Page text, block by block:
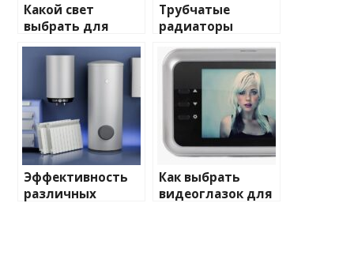
Какой свет
выбрать для
домашнего
освещения
Трубчатые
радиаторы
и характеристики
Эффективность
различных
Как выбрать
видеоглазок для